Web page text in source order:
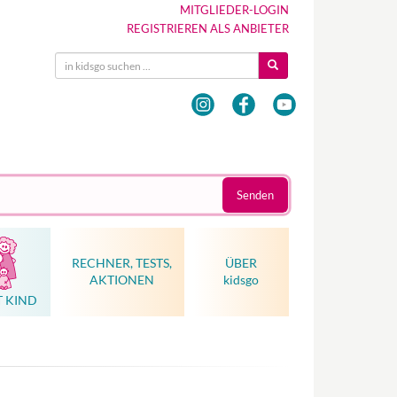
MITGLIEDER-LOGIN
REGISTRIEREN ALS ANBIETER
Senden
KIND
RECHNER, TESTS,
AKTIONEN
ÜBER
kidsgo